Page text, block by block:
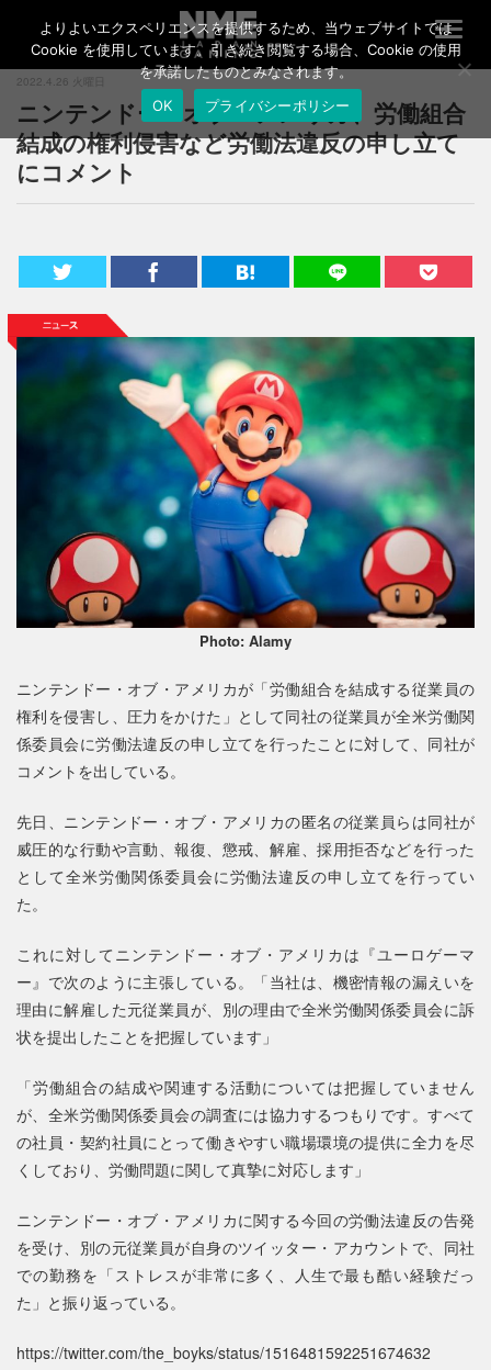
T
o
g
l
e
n
a
n
2022.4.26 火曜日
ニンテンドー・オブ・アメリカ、労働組合
結成の権利侵害など労働法違反の申し立て
にコメント
Photo: Alamy
ニンテンドー・オブ・アメリカが「労働組合を結成する従業員の
権利を侵害し、圧力をかけた」として同社の従業員が全米労働関
係委員会に労働法違反の申し立てを行ったことに対して、同社が
コメントを出している。
先日、ニンテンドー・オブ・アメリカの匿名の従業員らは同社が
威圧的な行動や言動、報復、懲戒、解雇、採用拒否などを行った
として全米労働関係委員会に労働法違反の申し立てを行ってい
た。
これに対してニンテンドー・オブ・アメリカは『ユーロゲーマ
ー』で次のように主張している。「当社は、機密情報の漏えいを
理由に解雇した元従業員が、別の理由で全米労働関係委員会に訴
状を提出したことを把握しています」
「労働組合の結成や関連する活動については把握していません
が、全米労働関係委員会の調査には協力するつもりです。すべて
の社員・契約社員にとって働きやすい職場環境の提供に全力を尽
くしており、労働問題に関して真摯に対応します」
ニンテンドー・オブ・アメリカに関する今回の労働法違反の告発
を受け、別の元従業員が自身のツイッター・アカウントで、同社
での勤務を「ストレスが非常に多く、人生で最も酷い経験だっ
た」と振り返っている。
https://twitter.com/the_boyks/status/1516481592251674632
よりよいエクスペリエンスを提供するため、当ウェブサイトでは
Cookie を使用しています。引き続き閲覧する場合、Cookie の使用
を承諾したものとみなされます。
OK
プライバシーポリシー